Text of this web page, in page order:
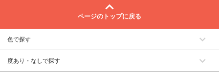
ページのトップに戻る
色で探す
度あり・なしで探す